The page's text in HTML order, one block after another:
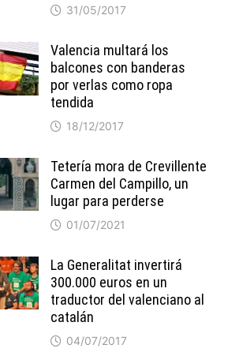
31/05/2017
Valencia multará los
balcones con banderas
por verlas como ropa
tendida
18/12/2017
Tetería mora de Crevillente
Carmen del Campillo, un
lugar para perderse
01/07/2021
La Generalitat invertirá
300.000 euros en un
traductor del valenciano al
catalán
04/07/2017